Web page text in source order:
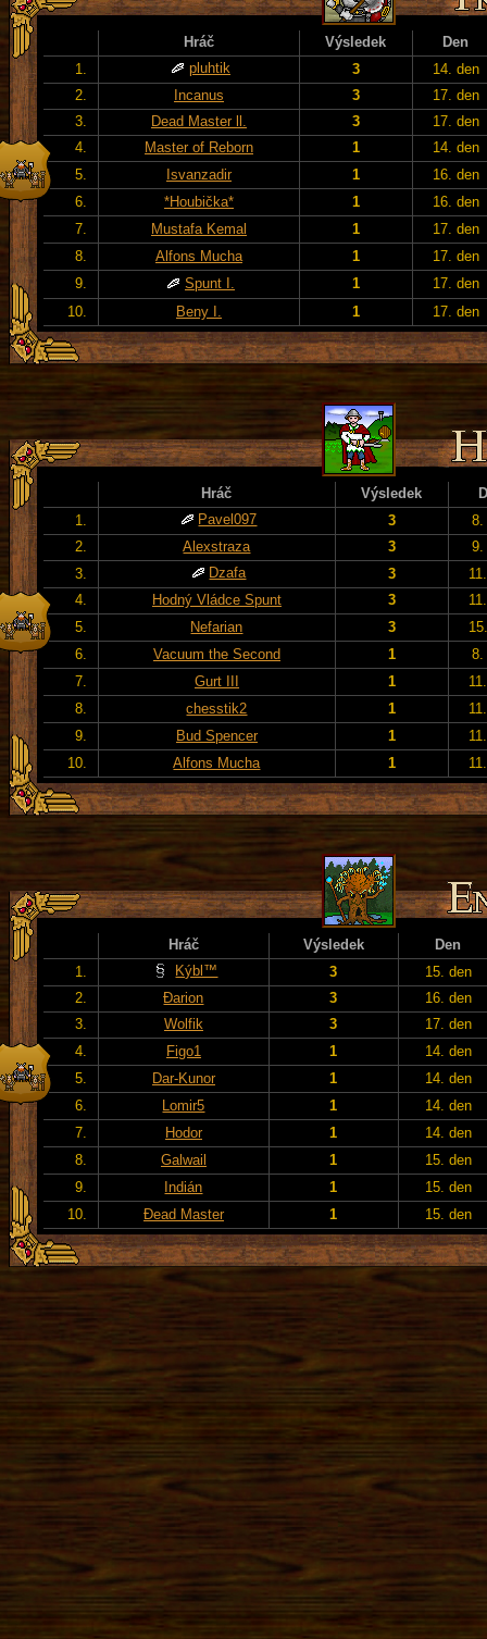
Hráč Výsledek
Den
1.
pluhtik 3
14. den
2.
Incanus 3
17. den
3.
Dead Master ll. 3
17. den
4.
Master of Reborn 1
14. den
5.
Isvanzadir 1
16. den
6.
*Houbička* 1
16. den
7.
Mustafa Kemal 1
17. den
8.
Alfons Mucha 1
17. den
9.
Spunt I. 1
17. den
10.
Beny I. 1 17. den
Hráč Výsledek
1.
Pavel097 3
8.
2.
Alexstraza 3
9.
3.
Dzafa 3
4.
Hodný Vládce Spunt 3
5.
Nefarian 3
6.
Vacuum the Second 1
8.
7.
Gurt III 1
8.
chesstik2 1
9.
Bud Spencer 1
10.
Alfons Mucha 1
Hráč Výsledek
Den
1.
Kýbl™ 3
15. den
2.
Đarion 3
16. den
3.
Wolfik 3
17. den
4.
Figo1 1
14. den
5.
Dar-Kunor 1
14. den
6.
Lomir5 1
14. den
7.
Hodor 1
14. den
8.
Galwail 1
15. den
9.
Indián 1
15. den
10.
Đead Master 1 15. den